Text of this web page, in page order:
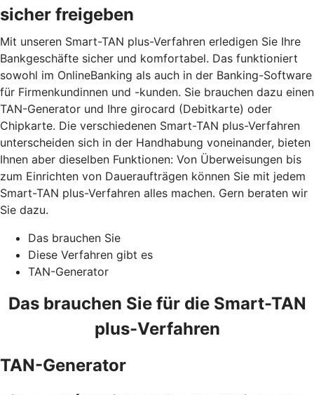
sicher freigeben
Mit unseren Smart-TAN plus-Verfahren erledigen Sie Ihre
Bankgeschäfte sicher und komfortabel. Das funktioniert
sowohl im OnlineBanking als auch in der Banking-Software
für Firmenkundinnen und -kunden. Sie brauchen dazu einen
TAN-Generator und Ihre girocard (Debitkarte) oder
Chipkarte. Die verschiedenen Smart-TAN plus-Verfahren
unterscheiden sich in der Handhabung voneinander, bieten
Ihnen aber dieselben Funktionen: Von Überweisungen bis
zum Einrichten von Daueraufträgen können Sie mit jedem
Smart-TAN plus-Verfahren alles machen. Gern beraten wir
Sie dazu.
Das brauchen Sie
Diese Verfahren gibt es
TAN-Generator
Das brauchen Sie für die Smart-TAN
plus-Verfahren
TAN-Generator